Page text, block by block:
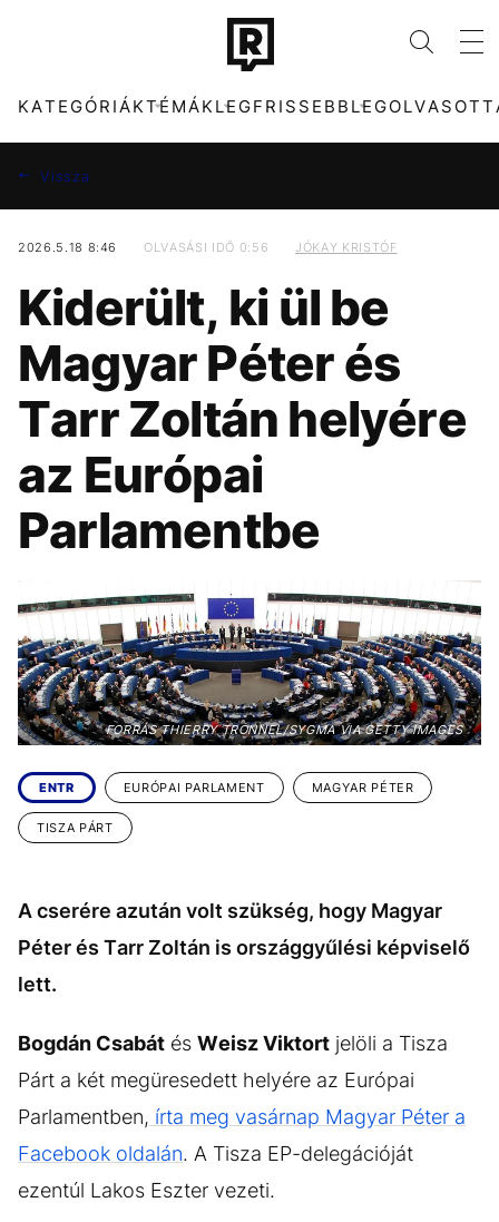
KATEGÓRIÁKTÉMÁKLEGFRISSEBB
ZENE DIVAT
KULTÚRA ENTR
FILM + SOROZAT TECH-TUDOMÁNY
SPORT TÁRSADALOM
ÉLETMÓD DESIGN
BESZÉLGETÉSEK ARCOK
VIDEÓ TÖRTÉNETEK
GASZTRO
FIDESZ CELEB
SEBESTYÉN BALÁZS PARLAMENT
KONCERT MTVA
ARIANA GRANDE
CHRISTOPHER
NOLAN
Vissza
2026.5.18 8:46 OLVASÁSI IDŐ 0:56 JÓKAY KRISTÓF
Kiderült, ki ül be
Magyar Péter és
Tarr Zoltán helyére
az Európai
Parlamentbe
FORRÁS THIERRY TRONNEL/SYGMA VIA GETTY IMAGES
ENTR EURÓPAI PARLAMENT MAGYAR PÉTER
TISZA PÁRT
A cserére azután volt szükség, hogy Magyar
Péter és Tarr Zoltán is országgyűlési képviselő
lett.
Bogdán Csabát és Weisz Viktort jelöli a Tisza
Párt a két megüresedett helyére az Európai
Parlamentben, írta meg vasárnap Magyar Péter a
Facebook oldalán. A Tisza EP-delegációját
ezentúl Lakos Eszter vezeti.